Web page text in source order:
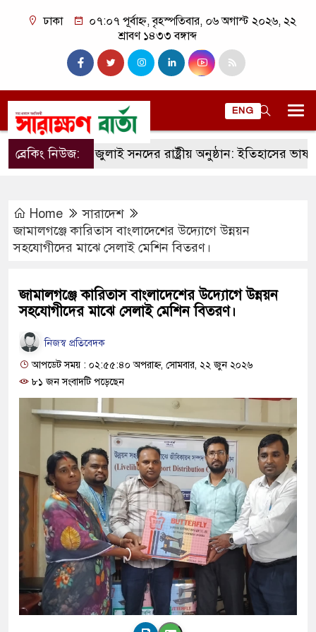
ঢাকা
০৭:০৭ পূর্বাহ্ন, বৃহস্পতিবার, ০৬ অগাস্ট ২০২৬, ২২
শ্রাবণ ১৪৩৩ বঙ্গাব্দ
ENG
ব্রেকিং নিউজ:জুলাই সনদের রাষ্ট্রীয় অনুষ্ঠান: ইতিহাসের ভাষ্য,
Home
সারাদেশ
জামালগঞ্জে কারিতাস বাংলাদেশের উদ্যোগে উন্নয়ন
সহযোগীদের মাঝে সেলাই মেশিন বিতরণ।
জামালগঞ্জে কারিতাস বাংলাদেশের উদ্যোগে উন্নয়ন
সহযোগীদের মাঝে সেলাই মেশিন বিতরণ।
নিজস্ব প্রতিবেদক
আপডেট সময় : ০২:৫৫:৪০ অপরাহ্ন, সোমবার, ২২ জুন ২০২৬
৮১ জন সংবাদটি পড়েছেন